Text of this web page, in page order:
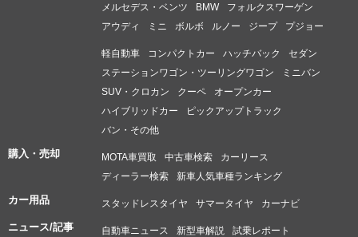
メルセデス・ベンツ BMW
フォルクスワーゲン
アウディ
ミニ ボルボ ルノー ジープ プジョー
軽自動車 コンパクトカー ハッチバック
セダン
ステーションワゴン・ツーリングワゴン
ミニバン
SUV・クロカン
クーペ
オープンカー
ハイブリッドカー
ピックアップトラック
バン・その他
購入・売却 MOTA車買取 中古車検索
カーリース
ディーラー検索
新車人気車種ランキング
カー用品 スタッドレスタイヤ サマータイヤ カーナビ
ニュース/記事 自動車ニュース 新型車解説
試乗レポート